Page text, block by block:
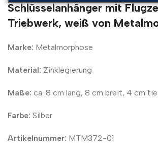
Schlüsselanhänger mit
Triebwerk, weiß von
Marke: Metalmorphose
Material: Zinklegierung
Maße: ca. 8 cm lang, 8 cm breit, 4 cm
Farbe: Silber
Artikelnummer: MTM372-01